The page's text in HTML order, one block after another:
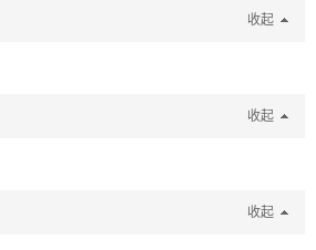
收起
收起
收起